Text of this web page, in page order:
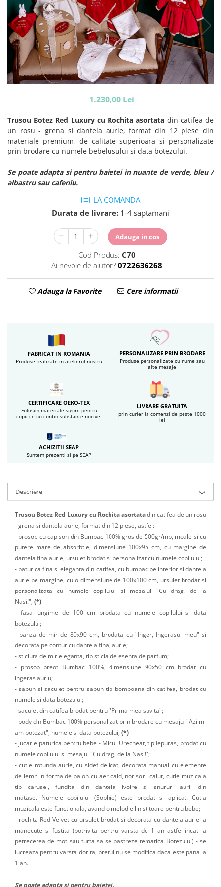
1.230,00 Lei
Trusou Botez Red Luxury cu Rochita asortata din catifea de
un rosu - grena si dantela aurie, format din 12 piese din
materiale premium, de calitate superioara si personalizate
prin brodare cu numele bebelusului si data botezului.
Se poate adapta si pentru baietei in nuante de verde, bleu /
albastru sau cafeniu.
LA COMANDA
Durata de livrare: 1-4 saptamani
Adauga in cos
Cod Produs: C70
Ai nevoie de ajutor? 0722636268
Adauga la Favorite Cere informatii
FABRICAT IN ROMANIA
Produse realizate in atelierul nostru
PERSONALIZARE PRIN BRODARE
Produse personalizate cu nume sau
alte mesaje
CERTIFICARE OEKO-TEX
Folosim materiale sigure pentru
copii ce nu contin substante nocive.
LIVRARE GRATUITA
prin curier la comenzi de peste 1000
lei
ACHIZITII SEAP
Suntem prezenti si pe SEAP
Descriere
Trusou Botez Red Luxurycu Rochita asortatadin catifea de un rosu
- grena si dantela aurie, format din 12 piese, astfel:
- prosop cu capison din Bumbac 100% gros de 500gr/mp, moale si cu
putere mare de absorbtie, dimensiune 100x95 cm, cu margine de
dantela fina aurie, ursulet brodat si personalizat cu numele copilului;
- paturica fina si eleganta din catifea, cu bumbac pe interior si dantela
aurie pe margine, cu o dimensiune de 100x100 cm, ursulet brodat si
personalizata cu numele copilului si mesajul "Cu drag, de la
Nasi!"; (*)
- fasa lungime de 100 cm brodata cu numele copilului si data
botezului;
- panza de mir de 80x90 cm, brodata cu "Inger, Ingerasul meu" si
decorata pe contur cu dantela fina, aurie;
- sticluta de mir eleganta, tip sticla de esenta de parfum;
- prosop preot Bumbac 100%, dimensiune 90x50 cm brodat cu
ingeras auriu;
- sapun si saculet pentru sapun tip bomboana din catifea, brodat cu
numele si data botezului;
- saculet din catifea brodat pentru "Prima mea suvita";
- body din Bumbac 100% personalizat prin brodare cu mesajul "Azi m-
am botezat", numele si data botezului; (*)
- jucarie paturica pentru bebe - Micul Urecheat, tip Iepuras, brodat cu
numele copilului si mesajul "Cu drag, de la Nasi!";
- cutie rotunda aurie, cu sidef delicat, decorata manual cu elemente
de lemn in forma de balon cu aer cald, norisori, calut, cutie muzicala
tip carusel, fundita din dantela ivoire si snururi aurii din
matase. Numele copilului (Sophie) este brodat si aplicat. Cutia
muzicala este functionala, avand o melodie linistitoare pentru bebe;
- rochita Red Velvet cu ursulet brodat si decorata cu dantela aurie la
manecute si fustita (potrivita pentru varsta de 1 an astfel incat la
petrecerea de mot sau turta sa se pastreze tematica Botezului) - se
lucreaza pentru varsta dorita, pretul nu se modifica daca este pana la
1 an.
Se poate adapta si pentru baietei.